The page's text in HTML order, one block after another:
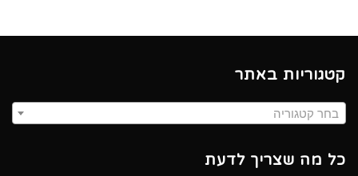
קטגוריות באתר
בחר קטגוריה
כל מה שצריך לדעת